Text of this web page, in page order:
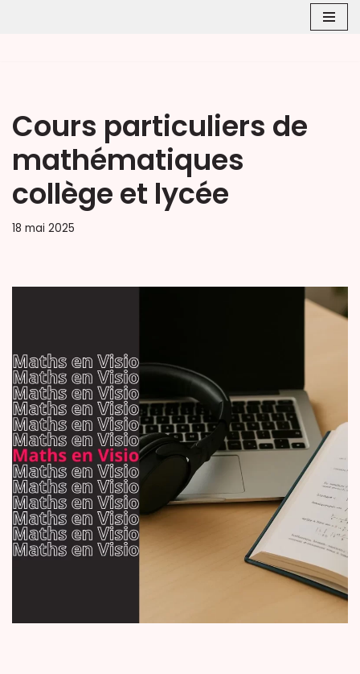
Cours particuliers de
mathématiques
collège et lycée
18 mai 2025